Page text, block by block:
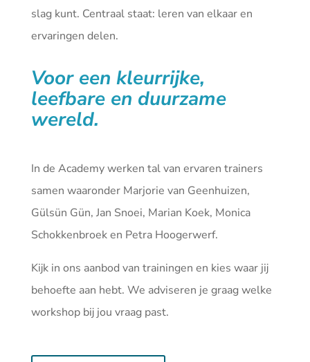
slag kunt. Centraal staat: leren van elkaar en
ervaringen delen.
Voor een kleurrijke,
leefbare en duurzame
wereld.
In de Academy werken tal van ervaren trainers
samen waaronder Marjorie van Geenhuizen,
Gülsün Gün, Jan Snoei, Marian Koek, Monica
Schokkenbroek en Petra Hoogerwerf.
Kijk in ons aanbod van trainingen en kies waar jij
behoefte aan hebt. We adviseren je graag welke
workshop bij jou vraag past.